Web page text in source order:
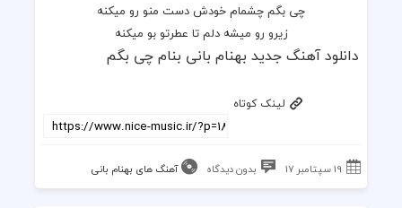
چی بگم چشمام خودش دست منو رو میکنه
زیرو رو میشه دلم تا عطرتو بو میکنه
دانلود آهنگ جدید بهنام بانی بنام چی بگم
لینک کوتاه
19 سپتامبر 17 بدون دیدگاه آهنگ های بهنام بانی